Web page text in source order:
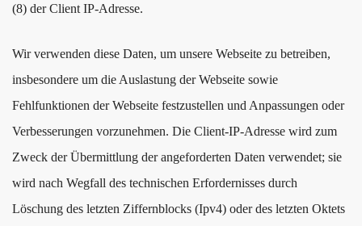
(8) der Client IP-Adresse.
Wir verwenden diese Daten, um unsere Webseite zu betreiben,
insbesondere um die Auslastung der Webseite sowie
Fehlfunktionen der Webseite festzustellen und Anpassungen oder
Verbesserungen vorzunehmen. Die Client-IP-Adresse wird zum
Zweck der Übermittlung der angeforderten Daten verwendet; sie
wird nach Wegfall des technischen Erfordernisses durch
Löschung des letzten Ziffernblocks (Ipv4) oder des letzten Oktets